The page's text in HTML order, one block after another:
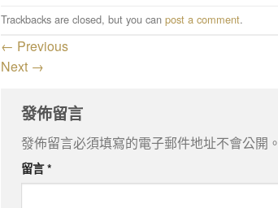
Trackbacks are closed, but you can post a comment.
← Previous
Next →
發佈留言
發佈留言必須填寫的電子郵件地址不會公開。
留言*